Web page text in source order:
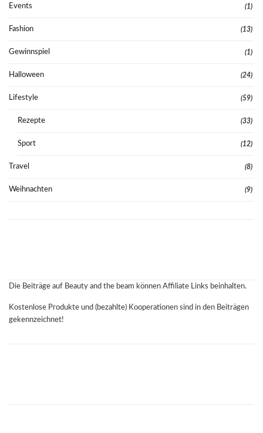
Events (1)
Fashion (13)
Gewinnspiel (1)
Halloween (24)
Lifestyle (59)
Rezepte (33)
Sport (12)
Travel (8)
Weihnachten (9)
Die Beiträge auf Beauty and the beam können Affiliate Links beinhalten.
Kostenlose Produkte und (bezahlte) Kooperationen sind in den Beiträgen
gekennzeichnet!